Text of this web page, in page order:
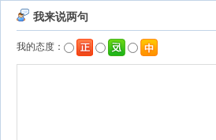
我来说两句
我的态度：